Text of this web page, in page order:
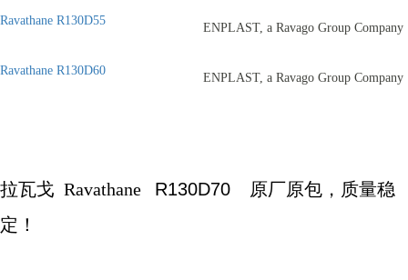
Ravathane R130D55
ENPLAST, a Ravago Group Company
Ravathane R130D60
ENPLAST, a Ravago Group Company
拉瓦戈 Ravathane R130D70
原厂原包，质量稳
定！